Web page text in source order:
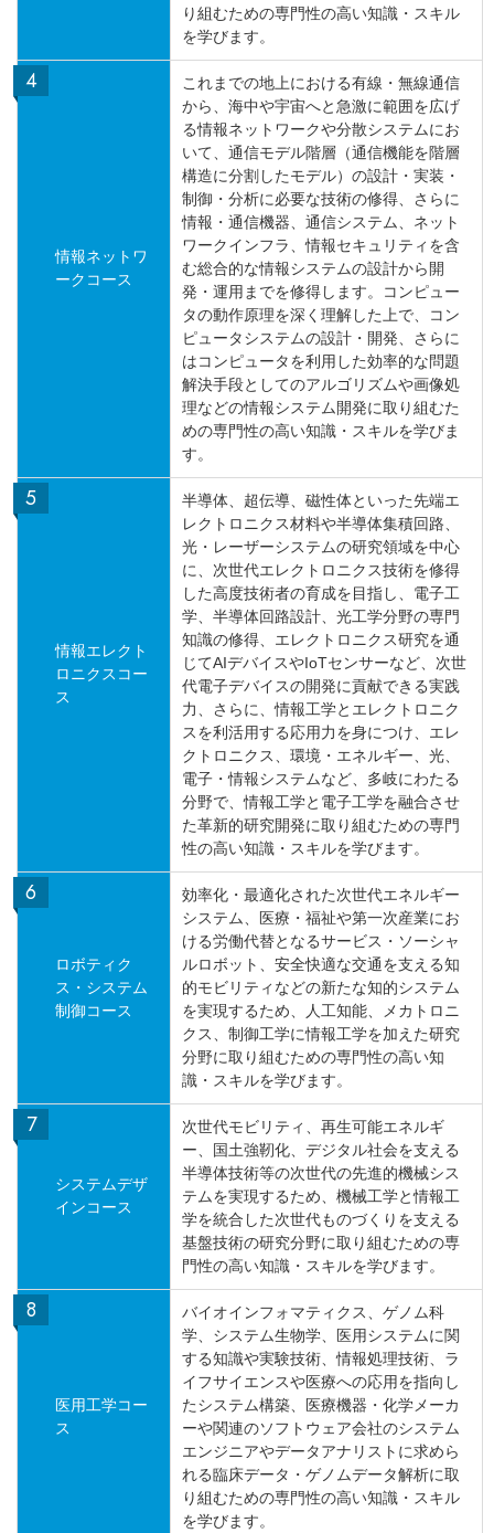
り組むための専門性の高い知識・スキル
を学びます。
情報ネットワ
ークコース
これまでの地上における有線・無線通信
から、海中や宇宙へと急激に範囲を広げ
る情報ネットワークや分散システムにお
いて、通信モデル階層（通信機能を階層
構造に分割したモデル）の設計・実装・
制御・分析に必要な技術の修得、さらに
情報・通信機器、通信システム、ネット
ワークインフラ、情報セキュリティを含
む総合的な情報システムの設計から開
発・運用までを修得します。コンピュー
タの動作原理を深く理解した上で、コン
ピュータシステムの設計・開発、さらに
はコンピュータを利用した効率的な問題
解決手段としてのアルゴリズムや画像処
理などの情報システム開発に取り組むた
めの専門性の高い知識・スキルを学びま
す。
情報エレクト
ロニクスコー
ス
半導体、超伝導、磁性体といった先端エ
レクトロニクス材料や半導体集積回路、
光・レーザーシステムの研究領域を中心
に、次世代エレクトロニクス技術を修得
した高度技術者の育成を目指し、電子工
学、半導体回路設計、光工学分野の専門
知識の修得、エレクトロニクス研究を通
じてAIデバイスやIoTセンサーなど、次世
代電子デバイスの開発に貢献できる実践
力、さらに、情報工学とエレクトロニク
スを利活用する応用力を身につけ、エレ
クトロニクス、環境・エネルギー、光、
電子・情報システムなど、多岐にわたる
分野で、情報工学と電子工学を融合させ
た革新的研究開発に取り組むための専門
性の高い知識・スキルを学びます。
ロボティク
ス・システム
制御コース
効率化・最適化された次世代エネルギー
システム、医療・福祉や第一次産業にお
ける労働代替となるサービス・ソーシャ
ルロボット、安全快適な交通を支える知
的モビリティなどの新たな知的システム
を実現するため、人工知能、メカトロニ
クス、制御工学に情報工学を加えた研究
分野に取り組むための専門性の高い知
識・スキルを学びます。
システムデザ
インコース
次世代モビリティ、再生可能エネルギ
ー、国土強靭化、デジタル社会を支える
半導体技術等の次世代の先進的機械シス
テムを実現するため、機械工学と情報工
学を統合した次世代ものづくりを支える
基盤技術の研究分野に取り組むための専
門性の高い知識・スキルを学びます。
医用工学コー
ス
バイオインフォマティクス、ゲノム科
学、システム生物学、医用システムに関
する知識や実験技術、情報処理技術、ラ
イフサイエンスや医療への応用を指向し
たシステム構築、医療機器・化学メーカ
ーや関連のソフトウェア会社のシステム
エンジニアやデータアナリストに求めら
れる臨床データ・ゲノムデータ解析に取
り組むための専門性の高い知識・スキル
を学びます。